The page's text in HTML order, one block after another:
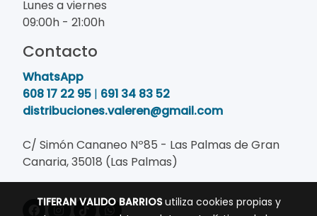
Lunes a viernes
09:00h - 21:00h
Contacto
WhatsApp
608 17 22 95 | 691 34 83 52
distribuciones.valeren@gmail.com
C/ Simón Cananeo Nº85 - Las Palmas de Gran
Canaria, 35018 (Las Palmas)
TIFERAN VALIDO BARRIOSutiliza cookies propias y